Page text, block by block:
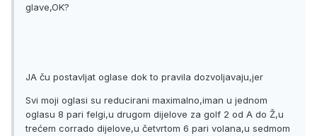
glave,OK?
JA ču postavljat oglase dok to pravila dozvoljavaju,jer
Svi moji oglasi su reducirani maximalno,iman u jednom
oglasu 8 pari felgi,u drugom dijelove za golf 2 od A do Ž,u
trećem corrado dijelove,u četvrtom 6 pari volana,u sedmom